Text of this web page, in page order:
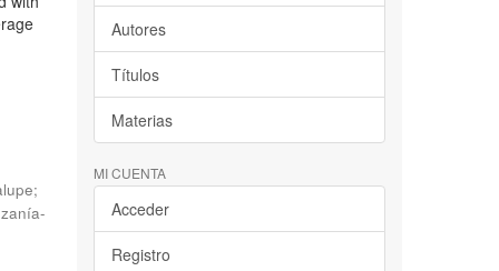
;
Autores
Títulos
Materias
MI CUENTA
Acceder
Registro